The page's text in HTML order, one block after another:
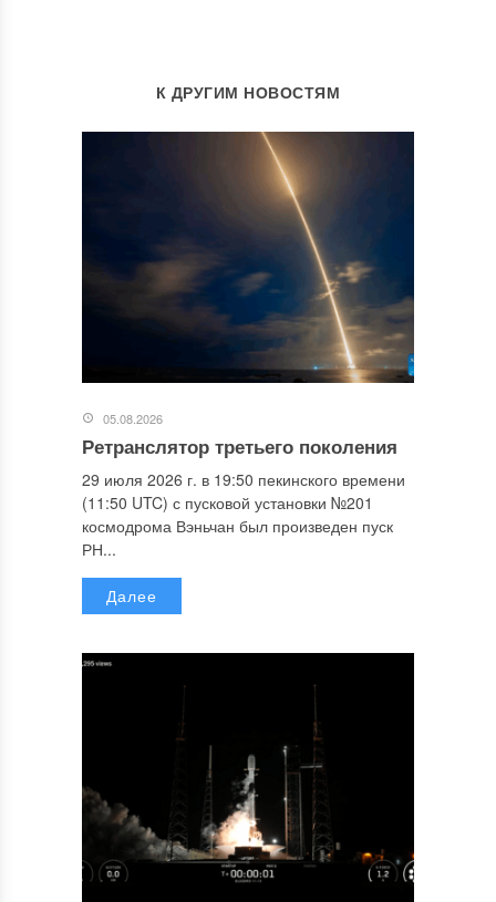
К ДРУГИМ НОВОСТЯМ
05.08.2026
Ретранслятор третьего поколения
29 июля 2026 г. в 19:50 пекинского времени
(11:50 UTC) с пусковой установки №201
космодрома Вэньчан был произведен пуск
РН...
Далее